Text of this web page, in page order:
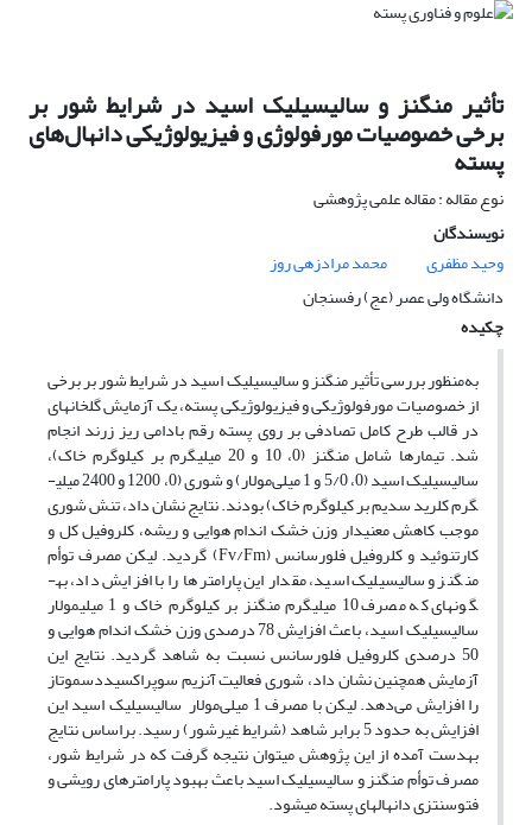
تأثیر منگنز و سالیسیلیک اسید در شرایط شور بر
برخی خصوصیات مورفولوژی و فیزیولوژیکی دانهال‌های
پسته
نوع مقاله : مقاله علمی پژوهشی
نویسندگان
وحید مظفری
محمد مرادزهی روز
دانشگاه ولی عصر (عج) رفسنجان
چکیده
به‌منظور بررسی تأثیر منگنز و سالیسیلیک اسید در شرایط شور بر برخی
از خصوصیات مورفولوژیکی و فیزیولوژیکی پسته، یک آزمایش گلخانه­ای
در قالب طرح کامل تصادفی بر روی پسته رقم بادامی ریز زرند انجام
شد. تیمارها شامل منگنز (0، 10 و 20 میلی­گرم بر کیلوگرم خاک)،
سالیسیلیک اسید (0، 5/0 و 1 میلی‌مولار) و شوری (0، 1200 و 2400 میلی­
گرم کلرید سدیم بر کیلوگرم خاک) بودند. نتایج نشان داد، تنش شوری
موجب کاهش معنی­دار وزن خشک اندام هوایی و ریشه، کلروفیل کل و
کارتنوئید و کلروفیل فلورسانس (Fv/Fm) گردید. لیکن مصرف توأم
منگنز و سالیسیلیک اسید، مقدار این پارامتر­ها را با افزایش داد، به­
گونه­ای که مصرف 10 میلی­گرم منگنز بر کیلوگرم خاک و 1 میلی­مولار
سالیسیلیک اسید، باعث افزایش 78 درصدی وزن خشک اندام هوایی و
50 درصدی کلروفیل فلورسانس نسبت به شاهد گردید. نتایج این
آزمایش هم­چنین نشان داد، شوری فعالیت آنزیم سوپراکسیددسموتاز
را افزایش می‌دهد. لیکن با مصرف 1 میلی‌مولار سالیسیلیک اسید این
افزایش به حدود 5 برابر شاهد (شرایط غیر­شور) رسید. براساس نتایج
به­دست آمده از این پژوهش می­توان نتیجه گرفت که در شرایط شور،
مصرف توأم منگنز و سالیسیلیک اسید باعث بهبود پارامتر­های رویشی و
فتوسنتزی دانهال­های پسته می­شود.